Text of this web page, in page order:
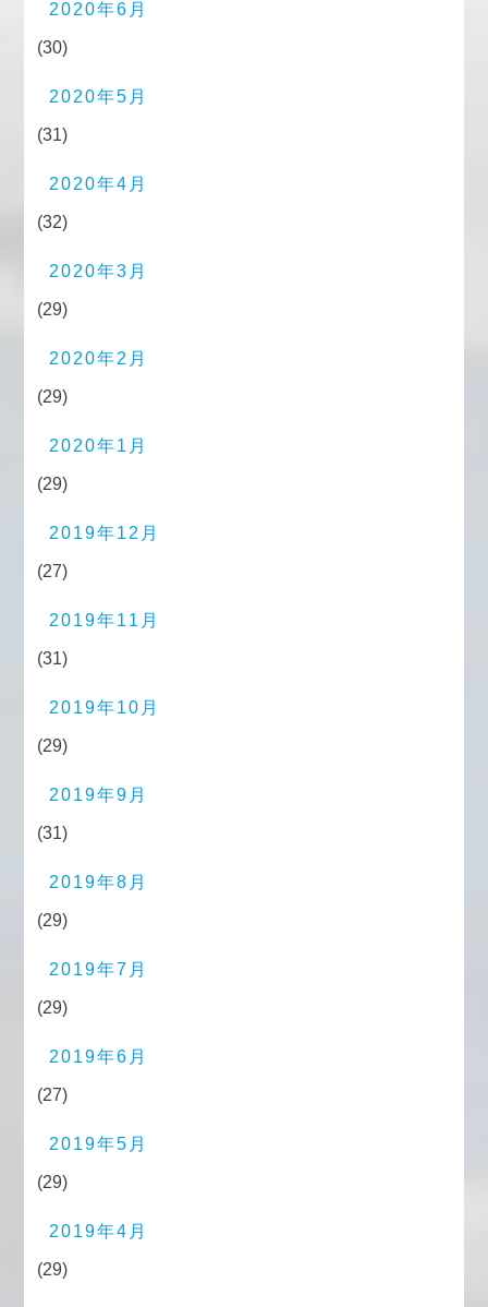
2020年6月
(30)
2020年5月
(31)
2020年4月
(32)
2020年3月
(29)
2020年2月
(29)
2020年1月
(29)
2019年12月
(27)
2019年11月
(31)
2019年10月
(29)
2019年9月
(31)
2019年8月
(29)
2019年7月
(29)
2019年6月
(27)
2019年5月
(29)
2019年4月
(29)